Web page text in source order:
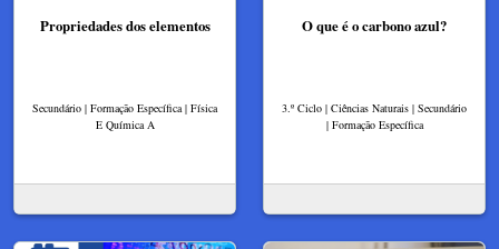
Propriedades dos elementos
Secundário | Formação Específica | Física
E Química A
O que é o carbono azul?
3.º Ciclo | Ciências Naturais | Secundário
| Formação Específica